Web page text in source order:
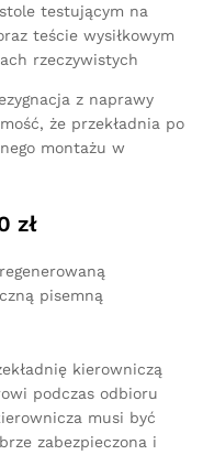
testującym na
teście wysiłkowym
rzeczywistych
z naprawy
że przekładnia po
montażu w
zł
pisemną
kierowniczą
podczas odbioru
musi być
zabezpieczona i